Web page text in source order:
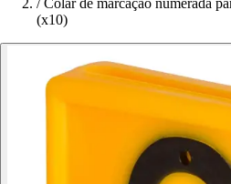
/ Colar de marcação numerada
(x10)